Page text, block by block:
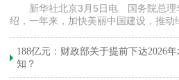
新华社北京3月5日电 国务院总理
绍，一年来，加快美丽中国建设，推动绿色低碳
浓度下降…
188亿元：财政部关于提前下达2026
知？